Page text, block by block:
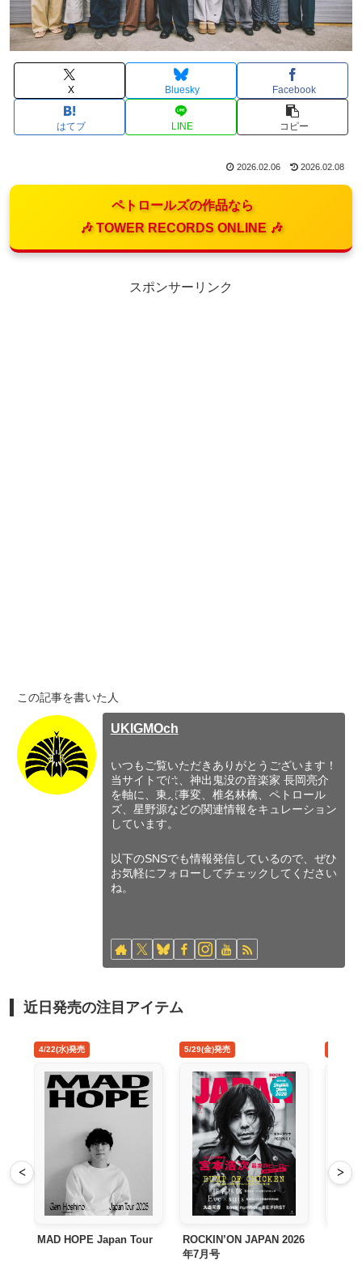
X Bluesky Facebook
はてブ LINE コピー
2026.02.06 2026.02.08
ペトロールズの作品なら
🎶 TOWER RECORDS ONLINE 🎶
スポンサーリンク
この記事を書いた人
UKIGMOch
いつもご覧いただきありがとうございます！
当サイトでは、神出鬼没の音楽家 長岡亮介
を軸に、東京事変、椎名林檎、ペトロール
ズ、星野源などの関連情報をキュレーション
しています。
以下のSNSでも情報発信しているので、ぜひ
お気軽にフォローしてチェックしてください
ね。
近日発売の注目アイテム
<
4/22(水)発売
MAD HOPE Japan Tour
5/29(金)発売
ROCKIN’ON JAPAN 2026
年7月号
>